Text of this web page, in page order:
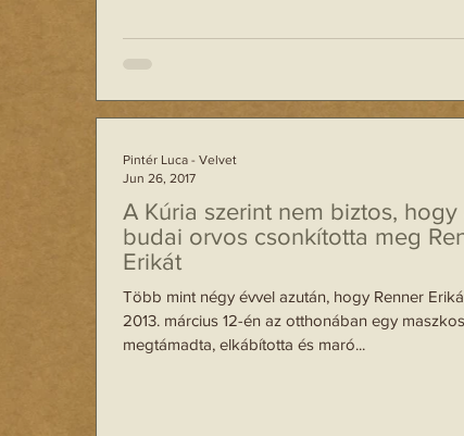
A Kúria szerint nem biztos, hogy
budai orvos csonkította meg
Erikát
Több mint négy évvel azután, hogy Renner
2013. március 12-én az otthonában egy maszkos
megtámadta, elkábította és maró...
Pintér Luca - Velvet
Jun 26, 2017